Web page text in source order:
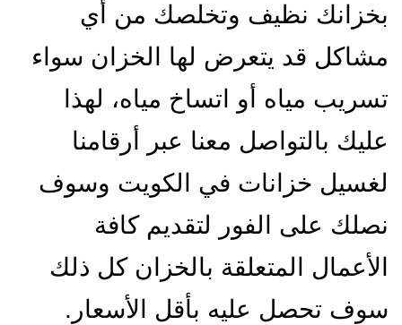
بخزانك نظيف وتخلصك من أي
مشاكل قد يتعرض لها الخزان سواء
تسريب مياه أو اتساخ مياه، لهذا
عليك بالتواصل معنا عبر أرقامنا
لغسيل خزانات في الكويت وسوف
نصلك على الفور لتقديم كافة
الأعمال المتعلقة بالخزان كل ذلك
سوف تحصل عليه بأقل الأسعار.